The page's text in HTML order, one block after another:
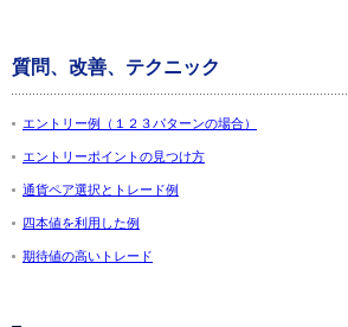
質問、改善、テクニック
エントリー例（１２３パターンの場合）
エントリーポイントの見つけ方
通貨ペア選択とトレード例
四本値を利用した例
期待値の高いトレード